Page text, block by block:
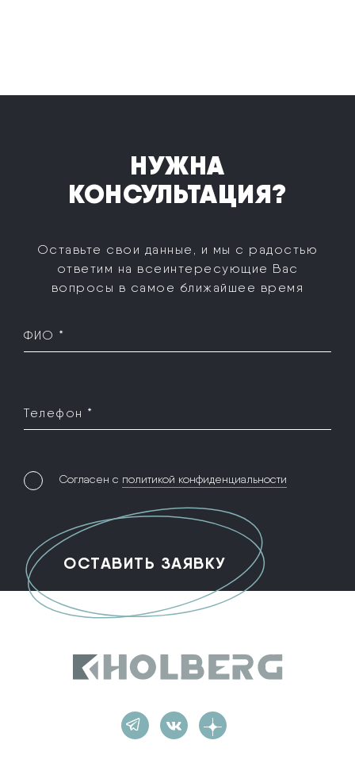
НУЖНА
КОНСУЛЬТАЦИЯ?
Оставьте свои данные, и мы с радостью
ответим на все интересующие Вас
вопросы в самое ближайшее время
ФИО *
Телефон *
Согласен с политикой конфиденциальности